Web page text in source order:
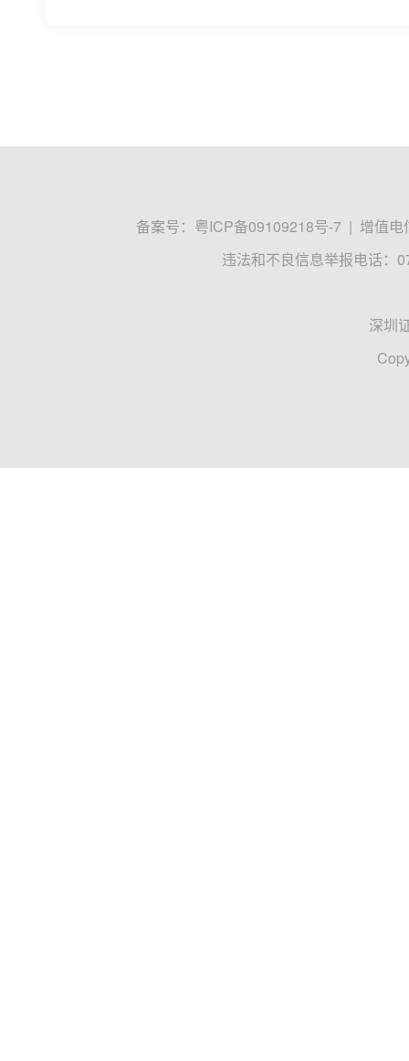
备案号： 粤ICP备09109218号-7 | 增值电
违法和不良信息举报电话：
深圳